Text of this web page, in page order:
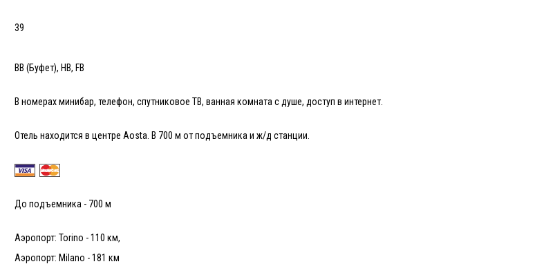
39
BB (Буфет), HB, FB
В номерах минибар, телефон, спутниковое ТВ, ванная комната с душе, доступ в интернет.
Отель находится в центре Aosta. В 700 м от подъемника и ж/д станции.
До подъемника - 700 м
Аэропорт: Torino - 110 км,
Аэропорт: Milano - 181 км